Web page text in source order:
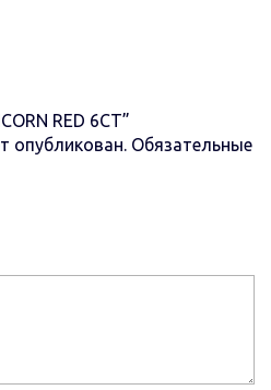
RED 6СТ”
опубликован. Обязательные